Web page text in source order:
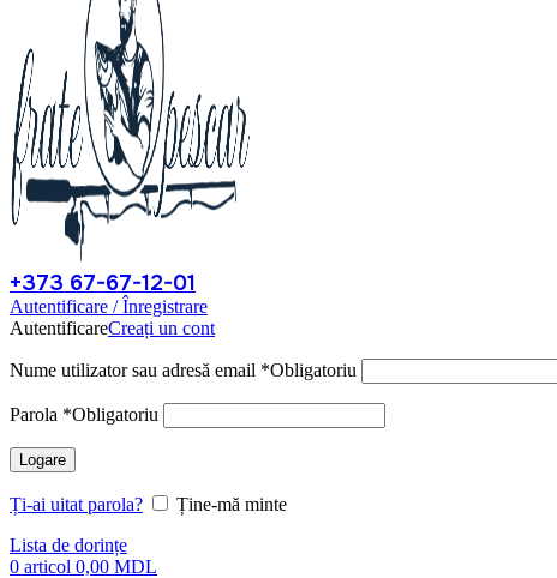
+373 67-67-12-01
Autentificare / Înregistrare
AutentificareCreați un cont
Nume utilizator sau adresă email *Obligatoriu
Parola *Obligatoriu
Logare
Ți-ai uitat parola?
Ține-mă minte
Lista de dorințe
0 articol 0,00 MDL